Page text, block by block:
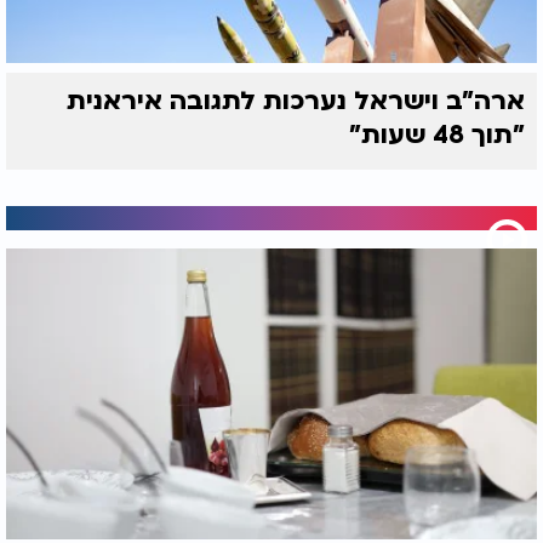
ארה"ב וישראל נערכות לתגובה איראנית
"תוך 48 שעות"